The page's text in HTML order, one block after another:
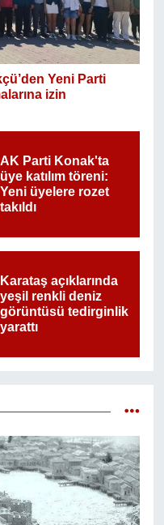
Yeni Parti
izin
AK Parti Konak'ta
üye katılım töreni:
Yeni üyelere rozet
takıldı
Karataş açıklarında
yeşil renkli deniz
görüntüsü tedirginlik
yarattı